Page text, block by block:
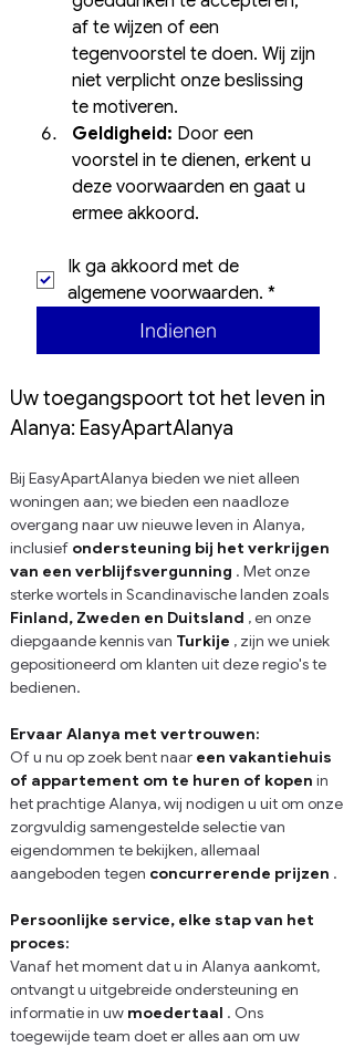
af te wijzen of een
tegenvoorstel te doen. Wij zijn
niet verplicht onze beslissing
te motiveren.
Geldigheid: Door een
voorstel in te dienen, erkent u
deze voorwaarden en gaat u
ermee akkoord.
Ik ga akkoord met de
algemene voorwaarden. *
Indienen
Uw toegangspoort tot het leven in
Alanya: EasyApartAlanya
Bij EasyApartAlanya bieden we niet alleen
woningen aan; we bieden een naadloze
overgang naar uw nieuwe leven in Alanya,
inclusief ondersteuning bij het verkrijgen
van een verblijfsvergunning . Met onze
sterke wortels in Scandinavische landen zoals
Finland, Zweden en Duitsland , en onze
diepgaande kennis van Turkije , zijn we uniek
gepositioneerd om klanten uit deze regio's te
bedienen.
Ervaar Alanya met vertrouwen:
Of u nu op zoek bent naar een vakantiehuis
of appartement om te huren of kopen in
het prachtige Alanya, wij nodigen u uit om onze
zorgvuldig samengestelde selectie van
eigendommen te bekijken, allemaal
aangeboden tegen concurrerende prijzen .
Persoonlijke service, elke stap van het
proces:
Vanaf het moment dat u in Alanya aankomt,
ontvangt u uitgebreide ondersteuning en
informatie in uw moedertaal . Ons
toegewijde team doet er alles aan om uw